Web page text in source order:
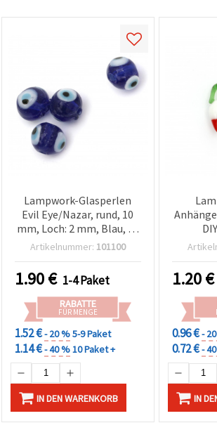
Lampwork-Glasperlen
Evil Eye/Nazar, rund, 10
mm, Loch: 2 mm, Blau, 10
Stk
Artikelnummer: 101100
1.90€ 1-4 Paket
RABATTE
FÜR MENGE
1.52 €- 20 %5-9 Paket
1.14 €- 40 %10 Paket +
IN DEN WARENKORB
1.20€
0.96 €-
0.72 €-
IN